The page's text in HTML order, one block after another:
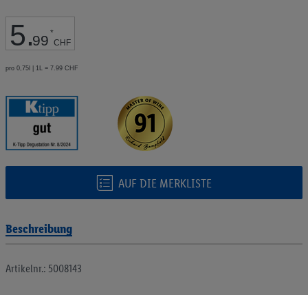
5.99 *
CHF
pro 0,75l | 1L = 7.99 CHF
AUF DIE MERKLISTE
Beschreibung
Artikelnr.: 5008143